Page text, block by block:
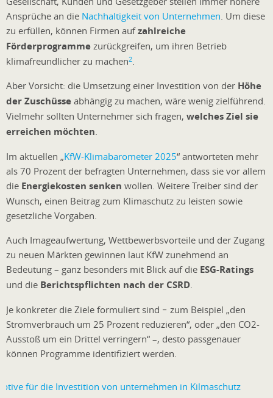
Ansprüche an die Nachhaltigkeit von Unternehmen. Um diese
zu erfüllen, können Firmen aufzahlreiche
Förderprogramme zurückgreifen, um ihren Betrieb
klimafreundlicher zu machen2.
Aber Vorsicht: die Umsetzung einer Investition von der Höhe
der Zuschüsse abhängig zu machen, wäre wenig zielführend.
Vielmehr sollten Unternehmer sich fragen, welches Ziel sie
erreichen möchten.
Im aktuellen „KfW-Klimabarometer 2025“ antworteten mehr
als 70 Prozent der befragten Unternehmen, dass sie vor allem
die Energiekosten senken wollen. Weitere Treiber sind der
Wunsch, einen Beitrag zum Klimaschutz zu leisten sowie
gesetzliche Vorgaben.
Auch Imageaufwertung, Wettbewerbsvorteile und der Zugang
zu neuen Märkten gewinnen laut KfW zunehmend an
Bedeutung – ganz besonders mit Blick auf die ESG-Ratings
und die Berichtspflichten nach der CSRD.
Je konkreter die Ziele formuliert sind − zum Beispiel „den
Stromverbrauch um 25 Prozent reduzieren“, oder „den CO2-
Ausstoß um ein Drittel verringern“ –, desto passgenauer
können Programme identifiziert werden.